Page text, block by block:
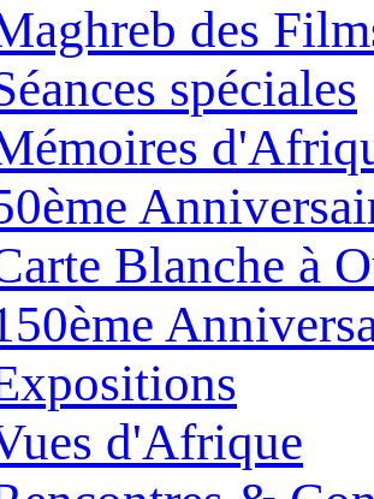
des
spéciales
Blanche à
d'Afrique